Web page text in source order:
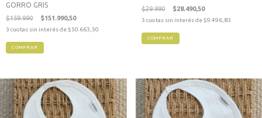
GORRO GRIS
$159.990 $151.990,50
3 cuotas sin interés de$50.663,50
$29.990 $28.490,50
3 cuotas sin interés de$9.496,83